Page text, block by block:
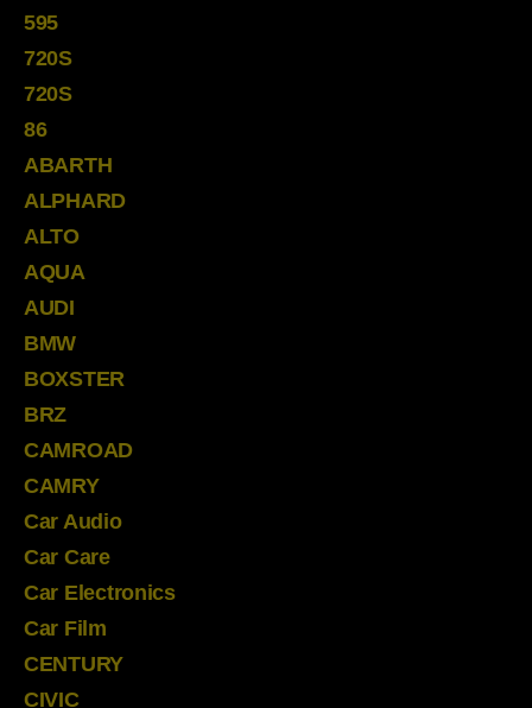
595
720S
720S
86
ABARTH
ALPHARD
ALTO
AQUA
AUDI
BMW
BOXSTER
BRZ
CAMROAD
CAMRY
Car Audio
Car Care
Car Electronics
Car Film
CENTURY
CIVIC